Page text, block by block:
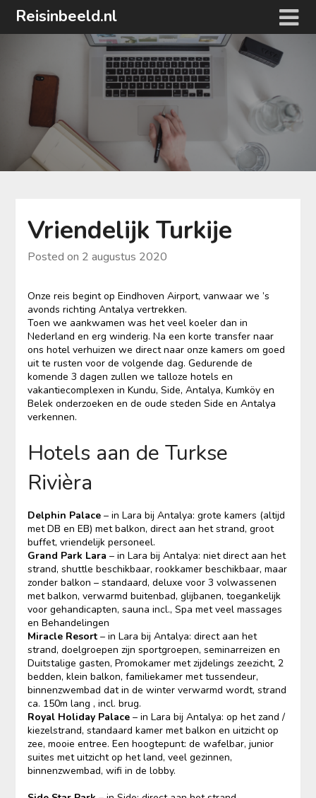
Reisinbeeld.nl
Vriendelijk Turkije
Posted on 2 augustus 2020
Onze reis begint op Eindhoven Airport, vanwaar we ’s
avonds richting Antalya vertrekken.
Toen we aankwamen was het veel koeler dan in
Nederland en erg winderig. Na een korte transfer naar
ons hotel verhuizen we direct naar onze kamers om goed
uit te rusten voor de volgende dag. Gedurende de
komende 3 dagen zullen we talloze hotels en
vakantiecomplexen in Kundu, Side, Antalya, Kumköy en
Belek onderzoeken en de oude steden Side en Antalya
verkennen.
Hotels aan de Turkse
Rivièra
Delphin Palace– in Lara bij Antalya: grote kamers (altijd
met DB en EB) met balkon, direct aan het strand, groot
buffet, vriendelijk personeel.
Grand Park Lara – in Lara bij Antalya: niet direct aan het
strand, shuttle beschikbaar, rookkamer beschikbaar, maar
zonder balkon – standaard, deluxe voor 3 volwassenen
met balkon, verwarmd buitenbad, glijbanen, toegankelijk
voor gehandicapten, sauna incl., Spa met veel massages
en Behandelingen
Miracle Resort– in Lara bij Antalya: direct aan het
strand, doelgroepen zijn sportgroepen, seminarreizen en
Duitstalige gasten, Promokamer met zijdelings zeezicht, 2
bedden, klein balkon, familiekamer met tussendeur,
binnenzwembad dat in de winter verwarmd wordt, strand
ca. 150m lang , incl. brug.
Royal Holiday Palace– in Lara bij Antalya: op het zand /
kiezelstrand, standaard kamer met balkon en uitzicht op
zee, mooie entree. Een hoogtepunt: de wafelbar, junior
suites met uitzicht op het land, veel gezinnen,
binnenzwembad, wifi in de lobby.